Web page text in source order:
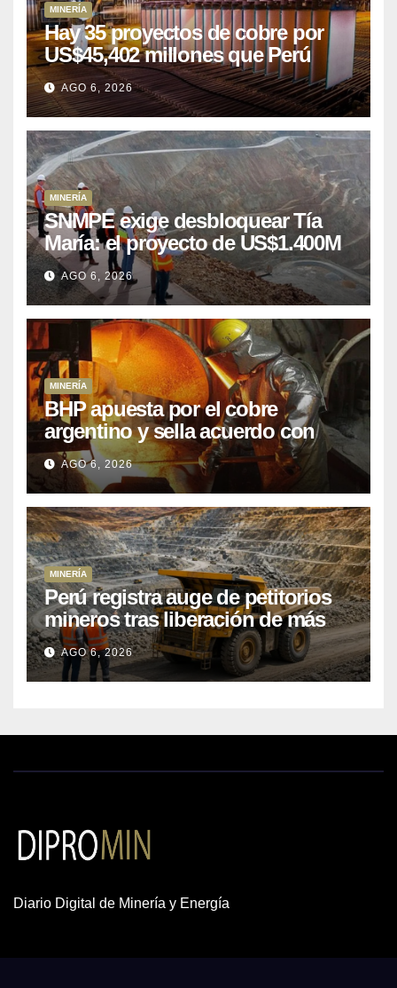
MINERÍA
Hay 35 proyectos de cobre por
US$45,402 millones que Perú
puede aprovechar
AGO 6, 2026
MINERÍA
SNMPE exige desbloquear Tía
María: el proyecto de US$1.400M
que Perú lleva 15 años
posponiendo
AGO 6, 2026
MINERÍA
BHP apuesta por el cobre
argentino y sella acuerdo con
Kobrea para siete proyecto
AGO 6, 2026
MINERÍA
Perú registra auge de petitorios
mineros tras liberación de más
de mil concesiones para explorar
cobre y oro
AGO 6, 2026
Diario Digital de Minería y Energía